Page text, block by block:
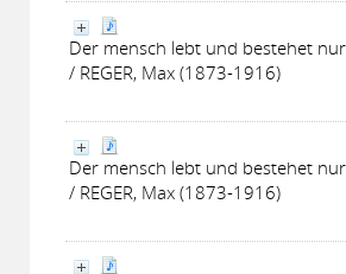
Der mensch lebt und bestehet
/ REGER, Max (1873-1916)
Der mensch lebt und bestehet
/ REGER, Max (1873-1916)